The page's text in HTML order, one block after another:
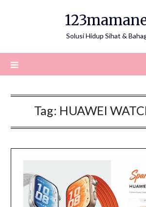
Solusi Hidup Sihat &
Tag: HUAWEI